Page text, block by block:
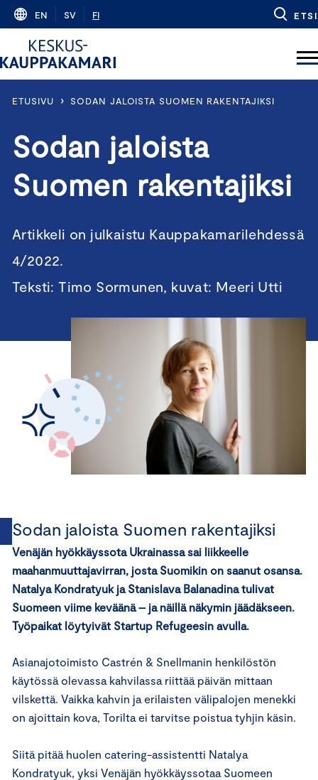
Skip
content
EN SV FI ETSI
ETUSIVU › SODAN JALOISTA SUOMEN RAKENTAJIKSI
Sodan jaloista
Suomen rakentajiksi
Artikkeli on julkaistu Kauppakamarilehdessä
4/2022.
Teksti: Timo Sormunen, kuvat: Meeri Utti
Sodan jaloista Suomen rakentajiksi
Venäjän hyökkäyssota Ukrainassa sai liikkeelle
maahanmuuttajavirran, josta Suomi­kin on saanut osansa.
Natalya Kondratyuk ja Stanislava Balanadina tulivat
Suomeen viime keväänä – ja näillä näkymin jäädäkseen.
Työpaikat löytyivät Startup Refugeesin avulla.
Asianajotoimisto Castrén & Snellmanin henkilöstön
käytössä olevassa kahvilassa riittää päivän mittaan
vilskettä. Vaikka kahvin ja erilaisten välipalojen menekki
on ajoittain kova, Torilta ei tarvitse poistua tyhjin käsin.
Siitä pitää huolen catering-assistentti Natalya
Kondratyuk, yksi Venäjän hyökkäyssotaa Suomeen